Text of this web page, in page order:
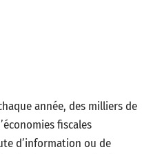
année, des milliers de
fiscales
d’information ou de